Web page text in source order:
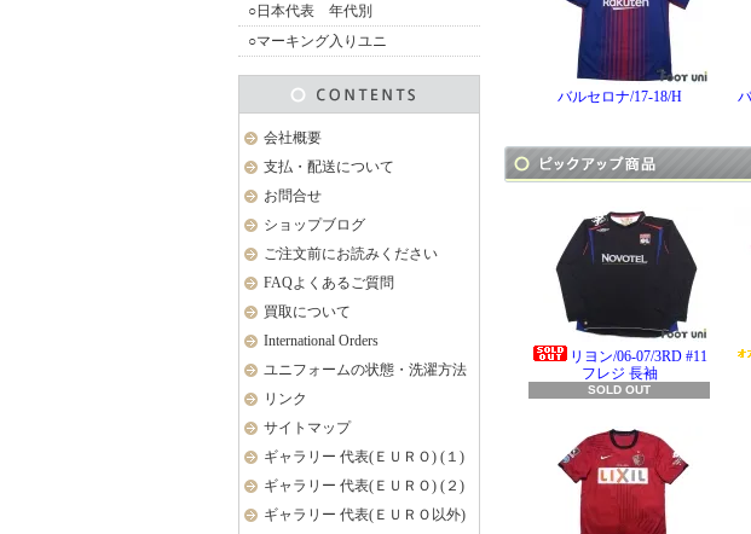
○日本代表 年代別
○マーキング入りユニ
会社概要
支払・配送について
お問合せ
ショップブログ
ご注文前にお読みください
FAQよくあるご質問
買取について
International Orders
ユニフォームの状態・洗濯方法
リンク
サイトマップ
ギャラリー 代表(ＥＵＲＯ) (１)
ギャラリー 代表(ＥＵＲＯ) (２)
ギャラリー 代表(ＥＵＲＯ以外)
バルセロナ/17-18/H
リヨン/06-07/3RD #11
フレジ 長袖
SOLD OUT